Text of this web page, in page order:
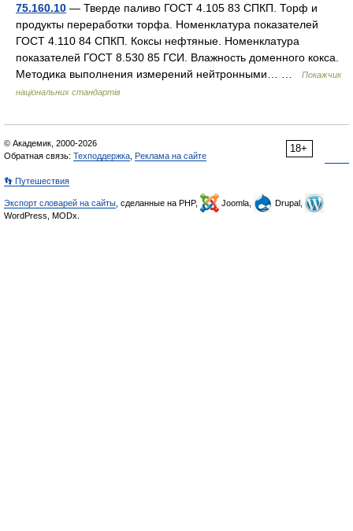
75.160.10 — Тверде паливо ГОСТ 4.105 83 СПКП. Торф и
продукты переработки торфа. Номенклатура показателей
ГОСТ 4.110 84 СПКП. Коксы нефтяные. Номенклатура
показателей ГОСТ 8.530 85 ГСИ. Влажность доменного кокса.
Методика выполнения измерений нейтронными… …
Покажчик
національних стандартів
18+
© Академик, 2000-2026
Обратная связь: Техподдержка Реклама на сайте
👣 Путешествия
Экспорт словарей на сайты , сделанные на PHP, Joomla,
Drupal,
WordPress, MODx.